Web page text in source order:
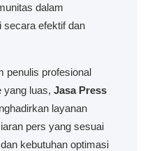
dalam
secara efektif dan
penulis profesional
yang luas, Jasa Press
layanan
pers yang sesuai
kebutuhan optimasi